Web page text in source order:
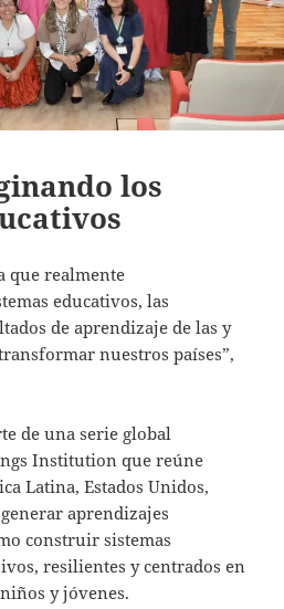
los
que realmente
educativos, las
de aprendizaje de las y
nuestros países”,
de una serie global
Institution que reúne
Latina, Estados Unidos,
aprendizajes
construir sistemas
resilientes y centrados en
y jóvenes.